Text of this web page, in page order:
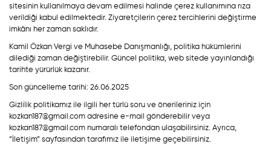
sitesinin kullanılmaya devam edilmesi halinde çerez kullanımına rıza
verildiği kabul edilmektedir. Ziyaretçilerin çerez tercihlerini değiştirme
imkânı her zaman saklıdır.
Kamil Özkan Vergi ve Muhasebe Danışmanlığı, politika hükümlerini
dilediği zaman değiştirebilir. Güncel politika, web sitede yayınlandığı
tarihte yürürlük kazanır.
Son güncelleme tarihi: 26.06.2025
Gizlilik politikamız ile ilgili her türlü soru ve önerileriniz için
kozkan187@gmail.com adresine e-mail gönderebilir veya
kozkan187@gmail.com numaralı telefondan ulaşabilirsiniz. Ayrıca,
“İletişim” sayfasından tarafımız ile iletişime geçebilirsiniz.